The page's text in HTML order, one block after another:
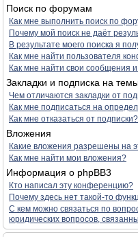
Поиск по форумам
Как мне выполнить поиск по
Почему мой поиск не даёт
В результате моего поиска я
Как мне найти пользователя
Как мне найти свои сообщения
Закладки и подписка на
Чем отличаются закладки от
Как мне подписаться на
Как мне отказаться от подписки?
Вложения
Какие вложения разрешены на
Как мне найти мои вложения?
Информация о phpBB3
Кто написал эту конференцию?
Почему здесь нет такой-то
С кем можно связаться по
юридических вопросов,